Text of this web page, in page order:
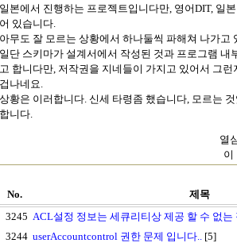
일본에서 진행하는 프로젝트입니다만, 영어DIT, 일
어 있습니다.
아무도 잘 모르는 상황에서 하나둘씩 파해쳐 나가고
일단 스키마가 설계서에서 작성된 것과 프로그램
고 합니다만, 저작권을 지네들이 가지고 있어서 그
겁나네요.
상황은 이러합니다. 신세 타령좀 했습니다, 모르는
합니다.
열
이
No.
제목
3245 ACL설정 정보는 세큐리티상 제공 할 수 없는
3244 userAccountcontrol 권한 문제 입니다.. [5]